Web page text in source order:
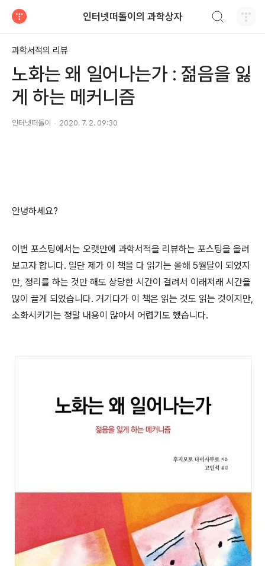
인터넷떠돌이의 과학상자
과학서적의 리뷰
노화는 왜 일어나는가 : 젊음을 잃
게 하는 메커니즘
인터넷떠돌이 2020. 7. 2. 09:30
안녕하세요?
이번 포스팅에서는 오랫만에 과학서적을 리뷰하는 포스팅을 올려
보고자 합니다. 일단 제가 이 책을 다 읽기는 올해 5월달이 되었지
만, 정리를 하는 것만 해도 상당한 시간이 걸려서 이래저래 시간을
많이 끌게 되었습니다. 거기다가 이 책은 읽는 것도 읽는 것이지만,
소화시키기는 정말 내용이 많아서 어렵기도 했습니다.